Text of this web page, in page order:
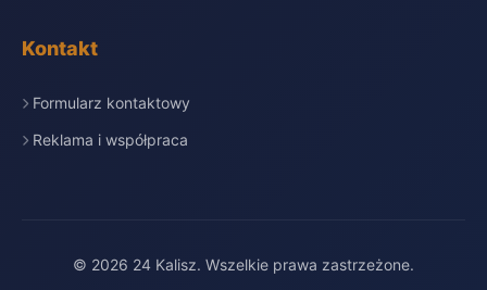
Kontakt
Formularz kontaktowy
Reklama i współpraca
© 2026 24 Kalisz. Wszelkie prawa zastrzeżone.